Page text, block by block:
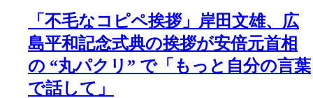
「不毛なコピペ挨拶」岸田文雄、広
島平和記念式典の挨拶が安倍元首相
の “丸パクリ” で「もっと自分の言葉
で話して」